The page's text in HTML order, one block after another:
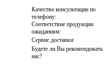
Качество консультации по
телефону:
Соответствие продукции
ожиданиям:
Сервис доставки:
Будете ли Вы рекомендовать
нас?